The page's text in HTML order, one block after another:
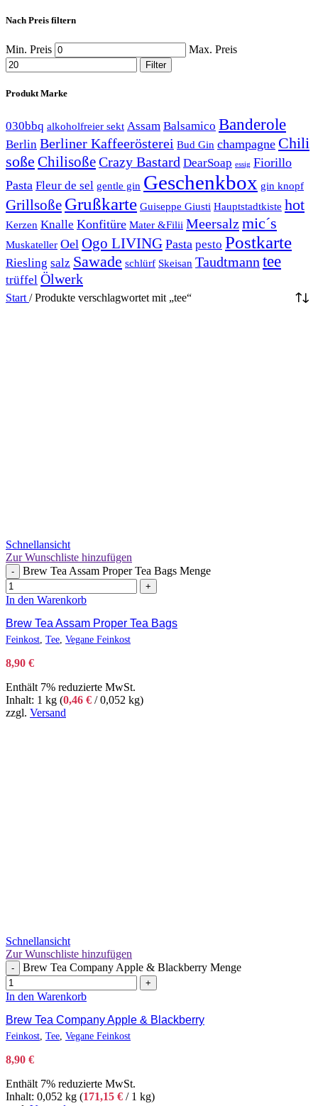
Nach Preis filtern
Min. Preis Max. Preis
Filter
Produkt Marke
030bbq alkoholfreier sekt Assam Balsamico Banderole
Berlin Berliner Kaffeerösterei Bud Gin champagne Chili
soße ChilisoßeCrazy Bastard DearSoap essig Fiorillo
Pasta Fleur de sel gentle gin Geschenkbox gin knopf
Grillsoße Grußkarte Guiseppe Giusti Hauptstadtkiste hot
Kerzen Knalle Konfitüre Mater &Filii Meersalzmic´s
Muskateller Oel Ogo LIVING Pasta pesto Postkarte
Riesling salz Sawade schlürf Skeisan Taudtmann tee
trüffel Ölwerk
Start / Produkte verschlagwortet mit „tee“
Schnellansicht
Zur Wunschliste hinzufügen
- Brew Tea Assam Proper Tea Bags Menge
+
In den Warenkorb
Brew Tea Assam Proper Tea Bags
Feinkost Tee Vegane Feinkost
8,90 €
Enthält 7% reduzierte MwSt.
Inhalt: 1 kg (0,46 € / 0,052 kg)
zzgl. Versand
Schnellansicht
Zur Wunschliste hinzufügen
- Brew Tea Company Apple & Blackberry Menge
+
In den Warenkorb
Brew Tea Company Apple & Blackberry
Feinkost Tee Vegane Feinkost
8,90 €
Enthält 7% reduzierte MwSt.
Inhalt: 0,052 kg (171,15 € / 1 kg)